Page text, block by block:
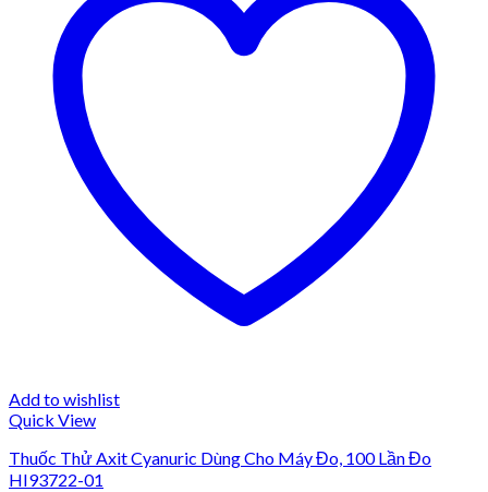
Add to wishlist
Quick View
Thuốc Thử Axit Cyanuric Dùng Cho Máy Đo, 100 Lần Đo
HI93722-01